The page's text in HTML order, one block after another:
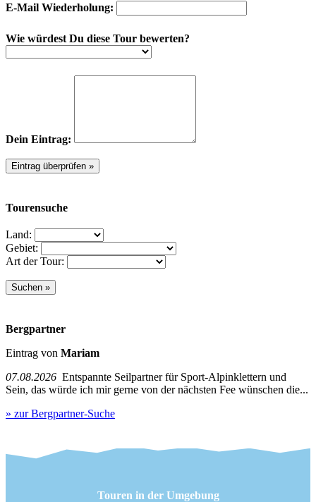
E-Mail Wiederholung:
Wie würdest Du diese Tour bewerten?
Dein Eintrag:
Tourensuche
Land:
Gebiet:
Art der Tour:
Bergpartner
Eintrag von Mariam
07.08.2026 Entspannte Seilpartner für Sport-Alpinklettern und
Sein, das würde ich mir gerne von der nächsten Fee wünschen die...
» zur Bergpartner-Suche
Touren in der Umgebung